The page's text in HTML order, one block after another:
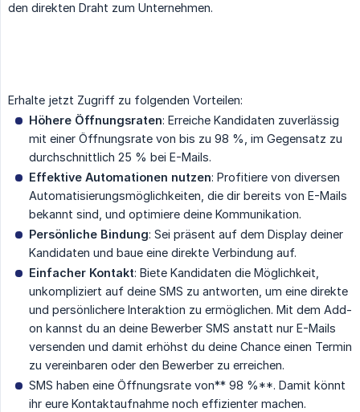
den direkten Draht zum Unternehmen.
Erhalte jetzt Zugriff zu folgenden Vorteilen:
Höhere Öffnungsraten: Erreiche Kandidaten zuverlässig
mit einer Öffnungsrate von bis zu 98 %, im Gegensatz zu
durchschnittlich 25 % bei E-Mails.
Effektive Automationen nutzen: Profitiere von diversen
Automatisierungsmöglichkeiten, die dir bereits von E-Mails
bekannt sind, und optimiere deine Kommunikation.
Persönliche Bindung: Sei präsent auf dem Display deiner
Kandidaten und baue eine direkte Verbindung auf.
Einfacher Kontakt: Biete Kandidaten die Möglichkeit,
unkompliziert auf deine SMS zu antworten, um eine direkte
und persönlichere Interaktion zu ermöglichen. Mit dem Add-
on kannst du an deine Bewerber SMS anstatt nur E-Mails
versenden und damit erhöhst du deine Chance einen Termin
zu vereinbaren oder den Bewerber zu erreichen.
SMS haben eine Öffnungsrate von** 98 %**. Damit könnt
ihr eure Kontaktaufnahme noch effizienter machen.